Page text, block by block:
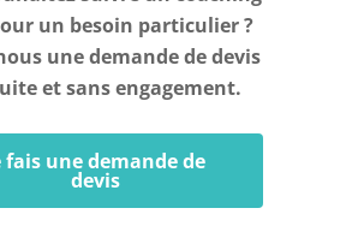
un besoin particulier ?
une demande de devis
et sans engagement.
fais une demande de
devis